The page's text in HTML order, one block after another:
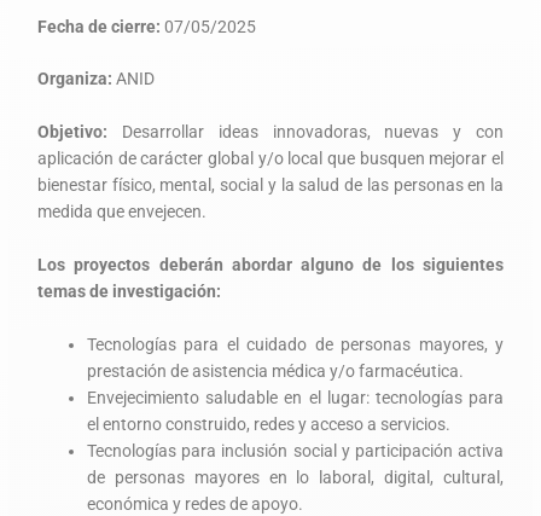
Fecha de cierre:07/05/2025
Organiza:ANID
Objetivo: Desarrollar ideas innovadoras, nuevas y con
aplicación de carácter global y/o local que busquen mejorar el
bienestar físico, mental, social y la salud de las personas en la
medida que envejecen.
Los proyectos deberán abordar alguno de los siguientes
temas de investigación:
Tecnologías para el cuidado de personas mayores, y
prestación de asistencia médica y/o farmacéutica.
Envejecimiento saludable en el lugar: tecnologías para
el entorno construido, redes y acceso a servicios.
Tecnologías para inclusión social y participación activa
de personas mayores en lo laboral, digital, cultural,
económica y redes de apoyo.